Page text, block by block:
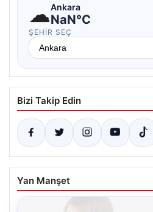
☁Ankara
NaN°C
ŞEHIR SEÇ
Bizi Takip Edin
Yan Manşet